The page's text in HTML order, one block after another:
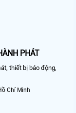
PHÁT
thiết bị báo động,
Chí Minh